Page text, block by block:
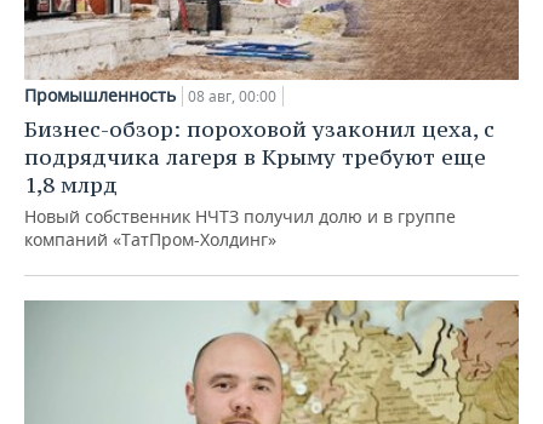
Промышленность 08 авг, 00:00
Бизнес-обзор: пороховой узаконил цеха, с
подрядчика лагеря в Крыму требуют еще
1,8 млрд
Новый собственник НЧТЗ получил долю и в группе
компаний «ТатПром-Холдинг»